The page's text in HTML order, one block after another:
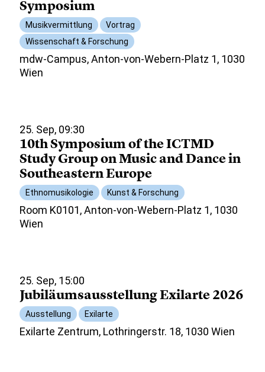
Symposium
Musikvermittlung
Vortrag
Wissenschaft & Forschung
mdw-Campus, Anton-von-Webern-Platz 1, 1030
Wien
25. Sep, 09:30
10th Symposium of the ICTMD
Study Group on Music and Dance in
Southeastern Europe
Ethnomusikologie Kunst & Forschung
Room K0101, Anton-von-Webern-Platz 1, 1030
Wien
25. Sep, 15:00
Jubiläumsausstellung Exilarte 2026
Ausstellung Exilarte
Exilarte Zentrum, Lothringerstr. 18, 1030 Wien